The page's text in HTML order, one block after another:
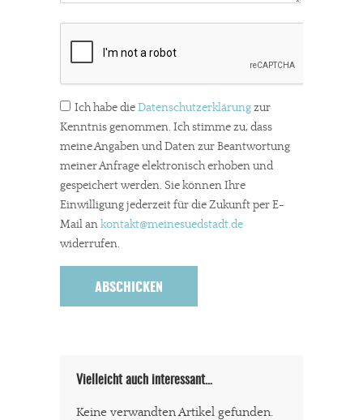
Ich habe dieDatenschutzerklärungzur
Kenntnis genommen. Ich stimme zu, dass
meine Angaben und Daten zur Beantwortung
meiner Anfrage elektronisch erhoben und
gespeichert werden. Sie können Ihre
Einwilligung jederzeit für die Zukunft per E-
Mail ankontakt@meinesuedstadt.de
widerrufen.
Vielleicht auch interessant…
Keine verwandten Artikel gefunden.